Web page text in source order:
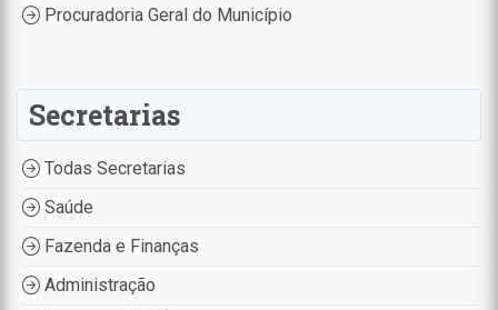
Procuradoria Geral do Município
Secretarias
Todas Secretarias
Saúde
Fazenda e Finanças
Administração